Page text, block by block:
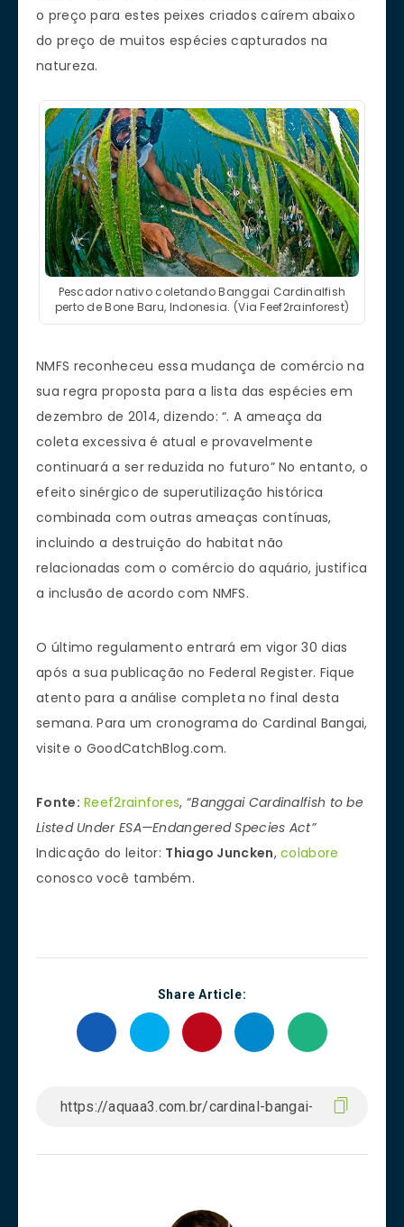
o preço para estes peixes criados caírem abaixo
do preço de muitos espécies capturados na
natureza.
Pescador nativo coletando Banggai Cardinalfish
perto de Bone Baru, Indonesia. (Via Feef2rainforest)
NMFS reconheceu essa mudança de comércio na
sua regra proposta para a lista das espécies em
dezembro de 2014, dizendo: “. A ameaça da
coleta excessiva é atual e provavelmente
continuará a ser reduzida no futuro” No entanto, o
efeito sinérgico de superutilização histórica
combinada com outras ameaças contínuas,
incluindo a destruição do habitat não
relacionadas com o comércio do aquário, justifica
a inclusão de acordo com NMFS.
O último regulamento entrará em vigor 30 dias
após a sua publicação no Federal Register. Fique
atento para a análise completa no final desta
semana. Para um cronograma do Cardinal Bangai,
visite o GoodCatchBlog.com.
Fonte: Reef2rainfores, “Banggai Cardinalfish to be
Listed Under ESA—Endangered Species Act”
Indicação do leitor: Thiago Juncken,colabore
conosco você também.
Share Article: